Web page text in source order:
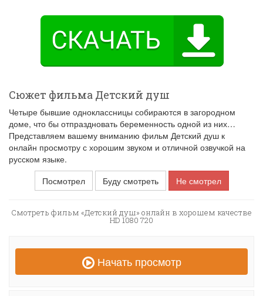
Сюжет фильма Детский душ
Четыре бывшие одноклассницы собираются в загородном
доме, что бы отпраздновать беременность одной из них…
Представляем вашему вниманию фильм Детский душ к
онлайн просмотру с хорошим звуком и отличной озвучкой на
русском языке.
Посмотрел
Буду смотреть Не смотрел
Смотреть фильм «Детский душ» онлайн в хорошем качестве
HD 1080 720
Начать просмотр